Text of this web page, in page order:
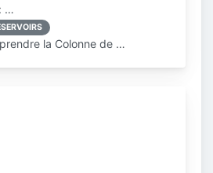
…
la Colonne de …